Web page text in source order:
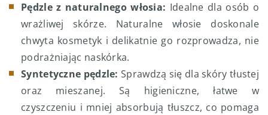
Pędzle z naturalnego włosia: Idealne dla osób o
wrażliwej skórze. Naturalne włosie doskonale
chwyta kosmetyk i delikatnie go rozprowadza, nie
podrażniając naskórka.
Syntetyczne pędzle: Sprawdzą się dla skóry tłustej
oraz mieszanej. Są higieniczne, łatwe w
czyszczeniu i mniej absorbują tłuszcz, co pomaga